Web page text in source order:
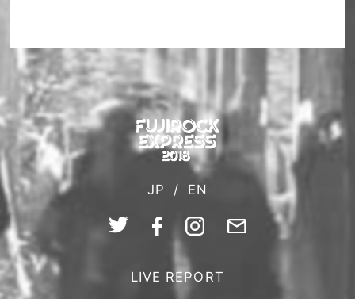
JP / EN
LIVE REPORT